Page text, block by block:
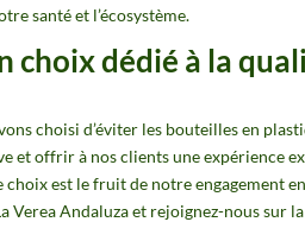
santé et l’écosystème.
choix dédié à la
choisi d’éviter les bouteilles en
et offrir à nos clients une expérience
est le fruit de notre engagement
Verea Andaluza et rejoignez-nous sur